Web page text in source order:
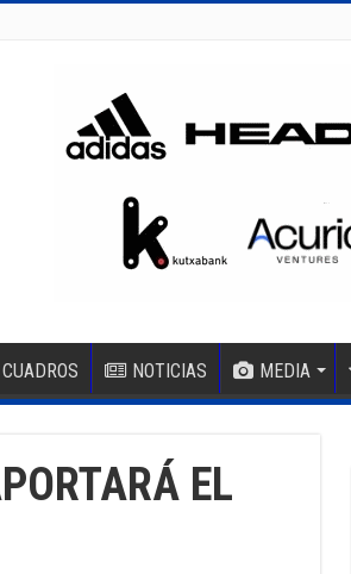
NOTICIAS MEDIA
EL